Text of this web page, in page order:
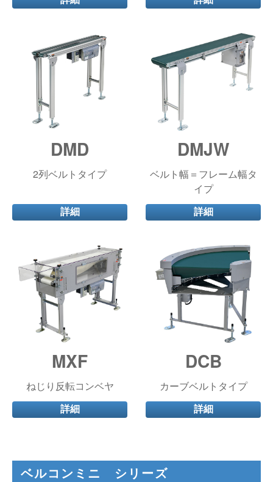
DMD
2列ベルトタイプ
詳細
DMJW
ベルト幅＝フレーム幅タ
イプ
詳細
MXF
ねじり反転コンベヤ
詳細
DCB
カーブベルトタイプ
詳細
ベルコンミニ シリーズ